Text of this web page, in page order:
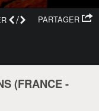
PARTAGER
/
(FRANCE-